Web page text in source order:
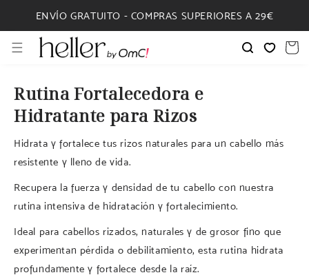
DIRECTAMENTE
ENVÍO GRATUITO - COMPRAS SUPERIORES A 29€
Carrito
Rutina Fortalecedora e
Hidratante para Rizos
Hidrata y fortalece tus rizos naturales para un cabello más
resistente y lleno de vida.
Recupera la fuerza y densidad de tu cabello con nuestra
rutina intensiva de hidratación y fortalecimiento.
Ideal para cabellos rizados, naturales y de grosor fino que
experimentan pérdida o debilitamiento, esta rutina hidrata
profundamente y fortalece desde la raíz.